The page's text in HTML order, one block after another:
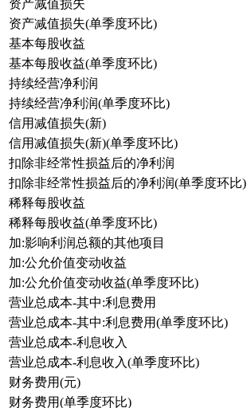
资产减值损失
资产减值损失(单季度环比)
基本每股收益
基本每股收益(单季度环比)
持续经营净利润
持续经营净利润(单季度环比)
信用减值损失(新)
信用减值损失(新)(单季度环比)
扣除非经常性损益后的净利润
扣除非经常性损益后的净利润(单季度环比)
稀释每股收益
稀释每股收益(单季度环比)
加:影响利润总额的其他项目
加:公允价值变动收益
加:公允价值变动收益(单季度环比)
营业总成本-其中:利息费用
营业总成本-其中:利息费用(单季度环比)
营业总成本-利息收入
营业总成本-利息收入(单季度环比)
财务费用(元)
财务费用(单季度环比)